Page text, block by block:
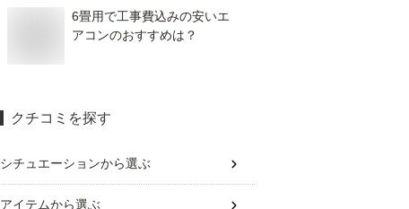
6畳用で工事費込みの安いエ
アコンのおすすめは？
クチコミを探す
シチュエーションから選ぶ
アイテムから選ぶ